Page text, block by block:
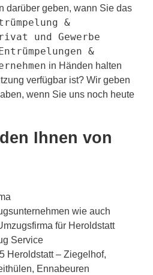
darüber geben, wann Sie das
&
und Gewerbe
&
in Händen halten
verfügbar ist? Wir geben
wenn Sie uns noch heute
Ihnen von
wie auch
für Heroldstatt
Service
Heroldstatt – Ziegelhof,
Ennabeuren